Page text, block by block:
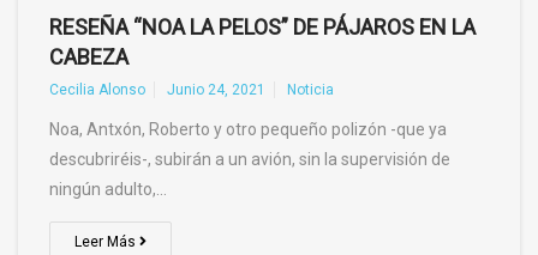
RESEÑA “NOA LA PELOS” DE PÁJAROS EN LA
CABEZA
Cecilia Alonso Junio 24, 2021 Noticia
Noa, Antxón, Roberto y otro pequeño polizón -que ya
descubriréis-, subirán a un avión, sin la supervisión de
ningún adulto,…
Leer Más